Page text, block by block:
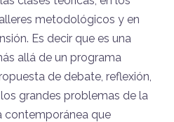
metodológicos y en
Es decir que es una
allá de un programa
de debate, reflexión,
grandes problemas de la
contemporánea que